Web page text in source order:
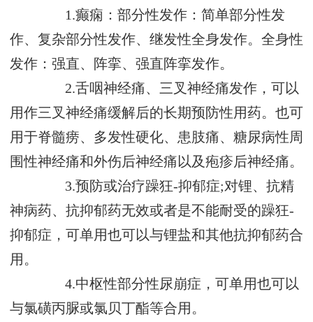
1.癫痫：部分性发作：简单部分性发
作、复杂部分性发作、继发性全身发作。全身性
发作：强直、阵挛、强直阵挛发作。
2.舌咽神经痛、三叉神经痛发作，可以
用作三叉神经痛缓解后的长期预防性用药。也可
用于脊髓痨、多发性硬化、患肢痛、糖尿病性周
围性神经痛和外伤后神经痛以及疱疹后神经痛。
3.预防或治疗躁狂-抑郁症;对锂、抗精
神病药、抗抑郁药无效或者是不能耐受的躁狂-
抑郁症，可单用也可以与锂盐和其他抗抑郁药合
用。
4.中枢性部分性尿崩症，可单用也可以
与氯磺丙脲或氯贝丁酯等合用。